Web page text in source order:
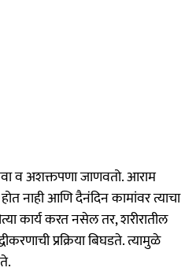
व अशक्तपणा जाणवतो. आराम
नाही आणि दैनंदिन कामांवर त्याचा
कार्य करत नसेल तर, शरीरातील
प्रक्रिया बिघडते. त्यामुळे